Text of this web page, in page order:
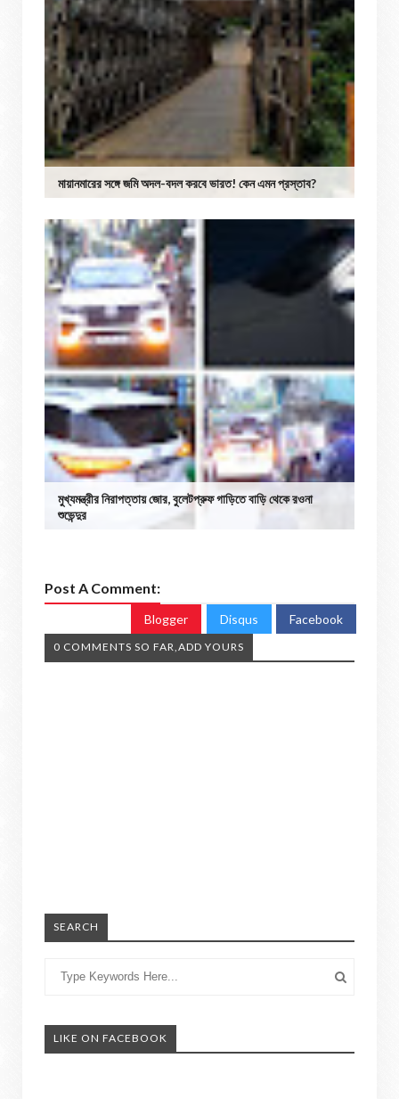
মায়ানমারের সঙ্গে জমি অদল-বদল করবে ভারত! কেন এমন প্রস্তাব?
মুখ্যমন্ত্রীর নিরাপত্তায় জোর, বুলেটপ্রুফ গাড়িতে বাড়ি থেকে রওনা
শুভেন্দুর
Post A Comment:
Blogger Disqus Facebook
0 COMMENTS SO FAR,ADD YOURS
SEARCH
LIKE ON FACEBOOK